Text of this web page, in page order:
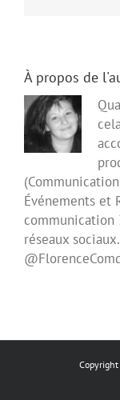
À propos de
Événements et
réseaux